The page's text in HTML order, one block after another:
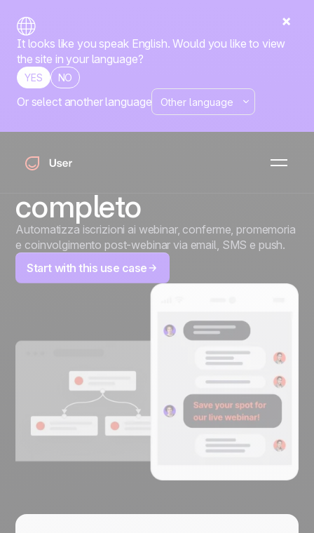
It looks like you speak English. Would you like to view
the site in your language?
YES NO
Or select another language
Dall'iscrizione alla
partecipazione: il
percorso webinar
completo
Automatizza iscrizioni ai webinar, conferme, promemoria
e coinvolgimento post-webinar via email, SMS e push.
Start with this use case